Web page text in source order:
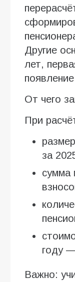
Другие
лет,
От чего
При
за
сумма
году
Важно: